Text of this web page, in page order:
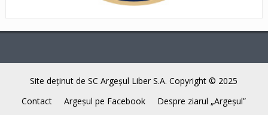
Site deţinut de SC Argeşul Liber S.A. Copyright © 2025
Contact
Argeşul pe Facebook Despre ziarul „Argeşul”